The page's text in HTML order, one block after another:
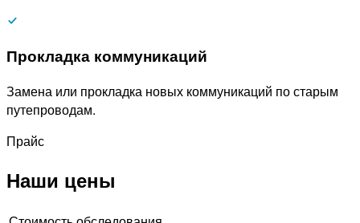
Прокладка коммуникаций
Замена или прокладка новых коммуникаций по старым
путепроводам.
Прайс
Наши цены